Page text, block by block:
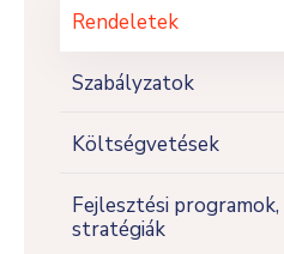
Rendeletek
Szabályzatok
Költségvetések
Fejlesztési programok,
stratégiák